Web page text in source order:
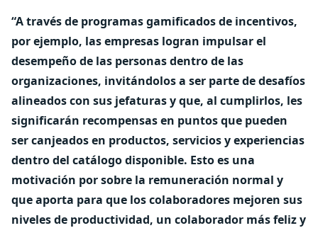
“A través de programas gamificados de incentivos,
por ejemplo, las empresas logran impulsar el
desempeño de las personas dentro de las
organizaciones, invitándolos a ser parte de desafíos
alineados con sus jefaturas y que, al cumplirlos, les
significarán recompensas en puntos que pueden
ser canjeados en productos, servicios y experiencias
dentro del catálogo disponible. Esto es una
motivación por sobre la remuneración normal y
que aporta para que los colaboradores mejoren sus
niveles de productividad, un colaborador más feliz y